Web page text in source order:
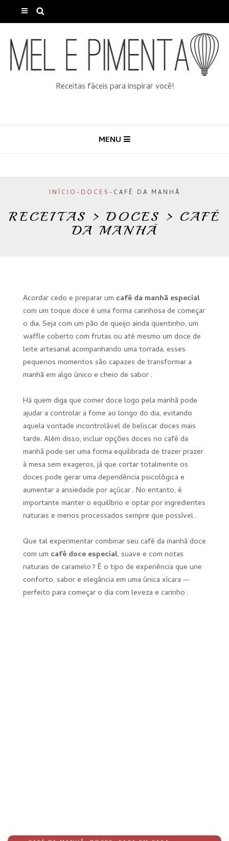
Receitas fáceis para inspirar você!
MENU
INÍCIO - DOCES - CAFÉ DA MANHÃ
RECEITAS > DOCES > CAFÉ
DA MANHÃ
Acordar cedo e preparar um café da manhã especial
com um toque doce é uma forma carinhosa de começar
o dia. Seja com um pão de queijo ainda quentinho, um
waffle coberto com frutas ou até mesmo um doce de
leite artesanal acompanhando uma torrada, esses
pequenos momentos são capazes de transformar a
manhã em algo único e cheio de sabor .
Há quem diga que comer doce logo pela manhã pode
ajudar a controlar a fome ao longo do dia, evitando
aquela vontade incontrolável de beliscar doces mais
tarde. Além disso, incluir opções doces no café da
manhã pode ser uma forma equilibrada de trazer prazer
à mesa sem exageros, já que cortar totalmente os
doces pode gerar uma dependência psicológica e
aumentar a ansiedade por açúcar . No entanto, é
importante manter o equilíbrio e optar por ingredientes
naturais e menos processados sempre que possível .
Que tal experimentar combinar seu café da manhã doce
com um café doce especial, suave e com notas
naturais de caramelo? É o tipo de experiência que une
conforto, sabor e elegância em uma única xícara —
perfeito para começar o dia com leveza e carinho .